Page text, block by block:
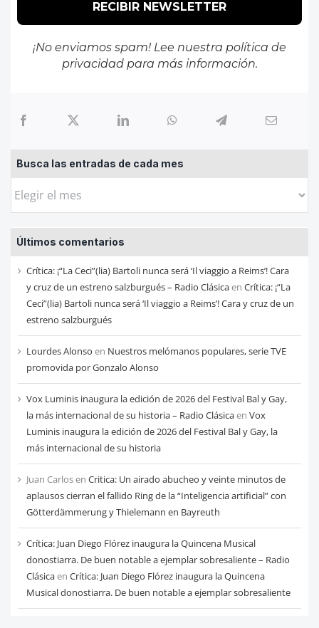
¡No enviamos spam! Lee nuestra política de
privacidadpara más información.
Busca las entradas de cada mes
Busca
entradas
de
cada
mes
Últimos comentarios
Crítica: ¡“La Ceci”(lia) Bartoli nunca será ‘Il viaggio a Reims’! Cara
y cruz de un estreno salzburgués – Radio Clásicaen Crítica: ¡“La
Ceci”(lia) Bartoli nunca será ‘Il viaggio a Reims’! Cara y cruz de un
estreno salzburgués
Lourdes Alonso en Nuestros melómanos populares, serie TVE
promovida por Gonzalo Alonso
Vox Luminis inaugura la edición de 2026 del Festival Bal y Gay,
la más internacional de su historia – Radio Clásicaen Vox
Luminis inaugura la edición de 2026 del Festival Bal y Gay, la
más internacional de su historia
Juan Carlosen Critica: Un airado abucheo y veinte minutos de
aplausos cierran el fallido Ring de la “Inteligencia artificial” con
Götterdämmerung y Thielemann en Bayreuth
Crítica: Juan Diego Flórez inaugura la Quincena Musical
donostiarra. De buen notable a ejemplar sobresaliente – Radio
Clásicaen Crítica: Juan Diego Flórez inaugura la Quincena
Musical donostiarra. De buen notable a ejemplar sobresaliente